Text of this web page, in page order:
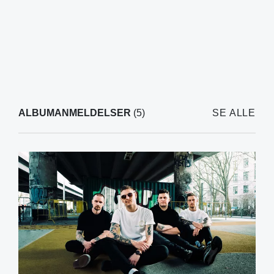
ALBUMANMELDELSER (5) SE ALLE